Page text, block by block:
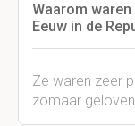
Waarom
Eeuw in de
Ze waren zeer
zomaar